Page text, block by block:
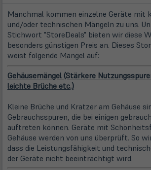
Manchmal kommen einzelne Geräte mit
und/oder technischen Mängeln zu uns.
Stichwort "StoreDeals" bieten wir diese
besonders günstigen Preis an. Dieses
weist folgende Mängel auf:
Gehäusemängel (Stärkere
leichte Brüche etc.)
Kleine Brüche und Kratzer am Gehäuse
Gebrauchsspuren, die bei einigen
auftreten können. Geräte mit
Gehäuse werden von uns überprüft. So
dass die Leistungsfähigkeit und
der Geräte nicht beeinträchtigt wird.